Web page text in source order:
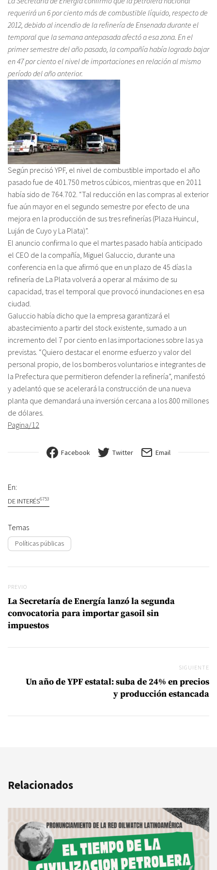
requerirá un 6 por ciento más de combustible líquido, respecto de
2012, debido al incendio de la refinería de Ensenada durante el
temporal que la semana antepasada afectó a esa zona. En el
primer semestre del año pasado, la compañía había logrado bajar
en 47 por ciento el nivel de importaciones en relación al mismo
período del año anterior.
Según precisó YPF, el nivel de combustible importado el año
pasado fue de 401.750 metros cúbicos, mientras que en 2011
había sido de 764.702. “Tal reducción en las compras al exterior
fue aún mayor en el segundo semestre por efecto de una
mejora en la producción de sus tres refinerías (Plaza Huincul,
Luján de Cuyo y La Plata)”.
El anuncio confirma lo que el martes pasado había anticipado
el CEO de la compañía, Miguel Galuccio, durante una
conferencia en la que afirmó que en un plazo de 45 días la
refinería de La Plata volverá a operar al máximo de su
capacidad, tras el temporal que provocó inundaciones en esa
ciudad.
Galuccio había dicho que la empresa garantizará el
abastecimiento a partir del stock existente, sumado a un
incremento del 7 por ciento en las importaciones sobre las ya
previstas. “Quiero destacar el enorme esfuerzo y valor del
personal propio, de los bomberos voluntarios e integrantes de
la Prefectura que permitieron defender la refinería”, manifestó
y adelantó que se acelerará la construcción de una nueva
planta que demandará una inversión cercana a los 800 millones
de dólares.
Pagina/12
Facebook Twitter Email
En:
DE INTERÉS6753
Temas
Políticas públicas
Previo
PREVIO
La Secretaría de Energía lanzó la segunda
convocatoria para importar gasoil sin
impuestos
SIGUIENTE
Un año de YPF estatal: suba de 24% en precios
y producción estancada
Relacionados